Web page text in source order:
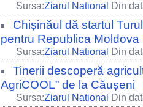
Sursa:Ziarul National Din
Chișinăul dă startul
pentru Republica Moldova
Sursa:Ziarul National Din
Tinerii descoperă
AgriCOOL” de la Căușeni
Sursa:Ziarul National Din